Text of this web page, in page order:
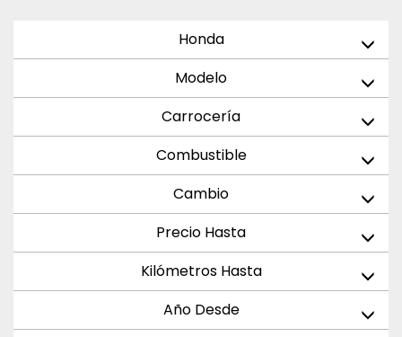
Honda
Modelo
Carrocería
Combustible
Cambio
Precio Hasta
Kilómetros Hasta
Año Desde